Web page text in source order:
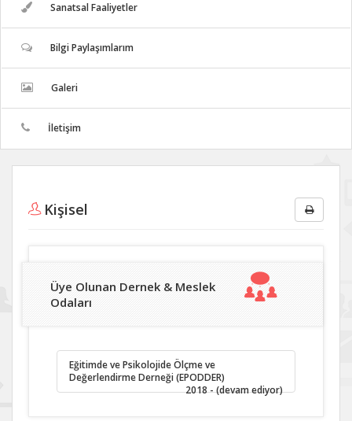
Sanatsal Faaliyetler
Bilgi Paylaşımlarım
Galeri
İletişim
Kişisel
Üye Olunan Dernek & Meslek
Odaları
Eğitimde ve Psikolojide Ölçme ve
Değerlendirme Derneği (EPODDER)
2018 - (devam ediyor)